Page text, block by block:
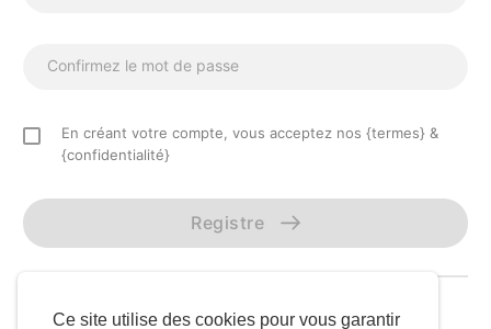
Ce site utilise des cookies pour vous garantir
Confirmez le mot de passe
En créant votre compte, vous acceptez nos {termes} &
{confidentialité}
Registre
Vous avez déjà un compte?S'identifier